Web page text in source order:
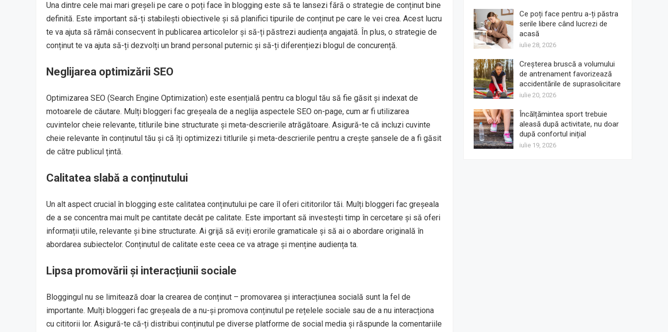
Una dintre cele mai mari greșeli pe care o poți face în blogging este să te lansezi fără o strategie de conținut bine
definită. Este important să-ți stabilești obiectivele și să planifici tipurile de conținut pe care le vei crea. Acest lucru
te va ajuta să rămâi consecvent în publicarea articolelor și să-ți păstrezi audiența angajată. În plus, o strategie de
conținut te va ajuta să-ți dezvolți un brand personal puternic și să-ți diferențiezi blogul de concurență.
Neglijarea optimizării SEO
Optimizarea SEO (Search Engine Optimization) este esențială pentru ca blogul tău să fie găsit și indexat de
motoarele de căutare. Mulți bloggeri fac greșeala de a neglija aspectele SEO on-page, cum ar fi utilizarea
cuvintelor cheie relevante, titlurile bine structurate și meta-descrierile atrăgătoare. Asigură-te că incluzi cuvinte
cheie relevante în conținutul tău și că îți optimizezi titlurile și meta-descrierile pentru a crește șansele de a fi găsit
de către publicul țintă.
Calitatea slabă a conținutului
Un alt aspect crucial în blogging este calitatea conținutului pe care îl oferi cititorilor tăi. Mulți bloggeri fac greșeala
de a se concentra mai mult pe cantitate decât pe calitate. Este important să investești timp în cercetare și să oferi
informații utile, relevante și bine structurate. Ai grijă să eviți erorile gramaticale și să ai o abordare originală în
abordarea subiectelor. Conținutul de calitate este ceea ce va atrage și menține audiența ta.
Lipsa promovării și interacțiunii sociale
Bloggingul nu se limitează doar la crearea de conținut – promovarea și interacțiunea socială sunt la fel de
importante. Mulți bloggeri fac greșeala de a nu-și promova conținutul pe rețelele sociale sau de a nu interacționa
cu cititorii lor. Asigură-te că-ți distribui conținutul pe diverse platforme de social media și răspunde la comentariile
Ce poți face pentru a-ți păstra
serile libere când lucrezi de
acasă
iulie 28, 2026
Creșterea bruscă a volumului
de antrenament favorizează
accidentările de suprasolicitare
iulie 20, 2026
Încălțămintea sport trebuie
aleasă după activitate, nu doar
după confortul inițial
iulie 19, 2026